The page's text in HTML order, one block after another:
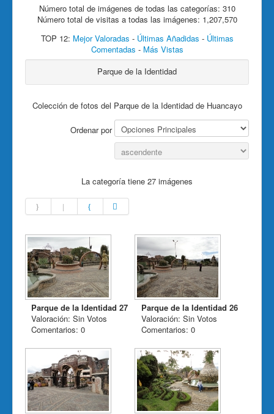
Número total de imágenes de todas las categorías: 310
Número total de visitas a todas las imágenes: 1,207,570
TOP 12: Mejor Valoradas - Últimas Añadidas - Últimas
Comentadas - Más Vistas
Parque de la Identidad
Colección de fotos del Parque de la Identidad de Huancayo
Ordenar por
La categoría tiene 27 imágenes
Parque de la Identidad 27
Valoración: Sin Votos
Comentarios: 0
Parque de la Identidad 26
Valoración: Sin Votos
Comentarios: 0